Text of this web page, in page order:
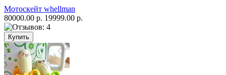
Мотоскейт whellman
80000.00 р. 19999.00 р.